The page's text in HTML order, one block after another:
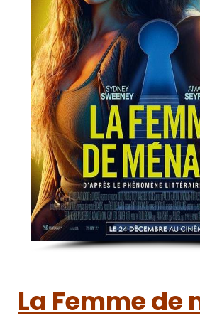
La Femme de